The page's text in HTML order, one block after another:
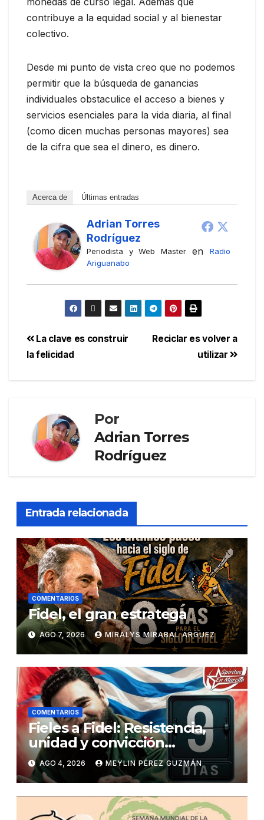
contribuye a la equidad social y al bienestar
colectivo.
Desde mi punto de vista creo que no podemos
permitir que la búsqueda de ganancias
individuales obstaculice el acceso a bienes y
servicios esenciales para la vida diaria, al final
(como dicen muchas personas mayores) sea
de la cifra que sea el dinero, es dinero.
Acerca de Últimas entradas
Adrian Torres
Rodríguez
Periodista y Web MasterenRadio
Ariguanabo
Reciclar es volver a
utilizar
La clave es construir
la felicidad
Por
Adrian Torres
Rodríguez
Entrada relacionada
COMENTARIOS
Fidel, el gran estratega
AGO 7, 2026 MIRALYS MIRABAL ARGUEZ
COMENTARIOS
Fieles a Fidel: Resistencia,
unidad y convicción
revolucionaria
AGO 4, 2026 MEYLIN PÉREZ GUZMÁN